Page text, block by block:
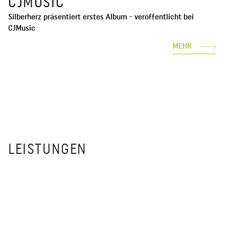
Silberherz präsentiert erstes Album - veröffentlicht bei
CJMusic
MEHR
LEISTUNGEN